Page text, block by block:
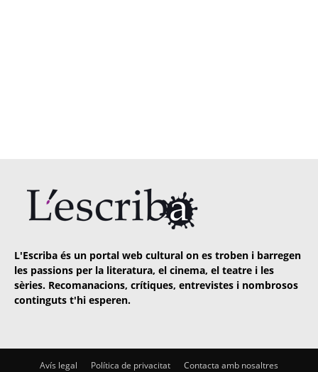
L'Escriba és un portal web cultural on es troben i barregen
les passions per la literatura, el cinema, el teatre i les
sèries. Recomanacions, crítiques, entrevistes i nombrosos
continguts t'hi esperen.
Avís legal Política de privacitat Contacta amb nosaltres